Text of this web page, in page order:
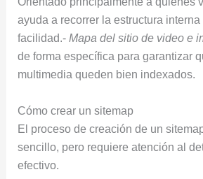
ayuda a recorrer la estructura interna
facilidad.- Mapa del sitio de video e
de forma específica para garantizar
multimedia queden bien indexados.
Cómo crear un sitemap
El proceso de creación de un
sencillo, pero requiere atención al
efectivo.